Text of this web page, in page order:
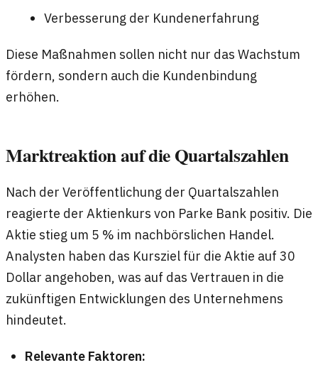
Verbesserung der Kundenerfahrung
Diese Maßnahmen sollen nicht nur das Wachstum
fördern, sondern auch die Kundenbindung
erhöhen.
Marktreaktion auf die Quartalszahlen
Nach der Veröffentlichung der Quartalszahlen
reagierte der Aktienkurs von Parke Bank positiv. Die
Aktie stieg um 5 % im nachbörslichen Handel.
Analysten haben das Kursziel für die Aktie auf 30
Dollar angehoben, was auf das Vertrauen in die
zukünftigen Entwicklungen des Unternehmens
hindeutet.
Relevante Faktoren: